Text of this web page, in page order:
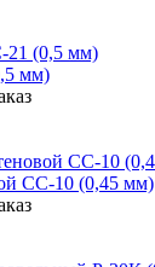
мм)
СС-10 (0,45 мм)